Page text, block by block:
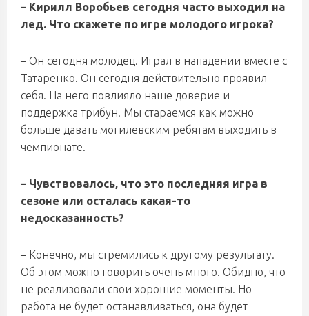
– Кирилл Воробьев сегодня часто выходил на
лед. Что скажете по игре молодого игрока?
– Он сегодня молодец. Играл в нападении вместе с
Татаренко. Он сегодня действительно проявил
себя. На него повлияло наше доверие и
поддержка трибун. Мы стараемся как можно
больше давать могилевским ребятам выходить в
чемпионате.
– Чувствовалось, что это последняя игра в
сезоне или осталась какая-то
недосказанность?
– Конечно, мы стремились к другому результату.
Об этом можно говорить очень много. Обидно, что
не реализовали свои хорошие моменты. Но
работа не будет останавливаться, она будет